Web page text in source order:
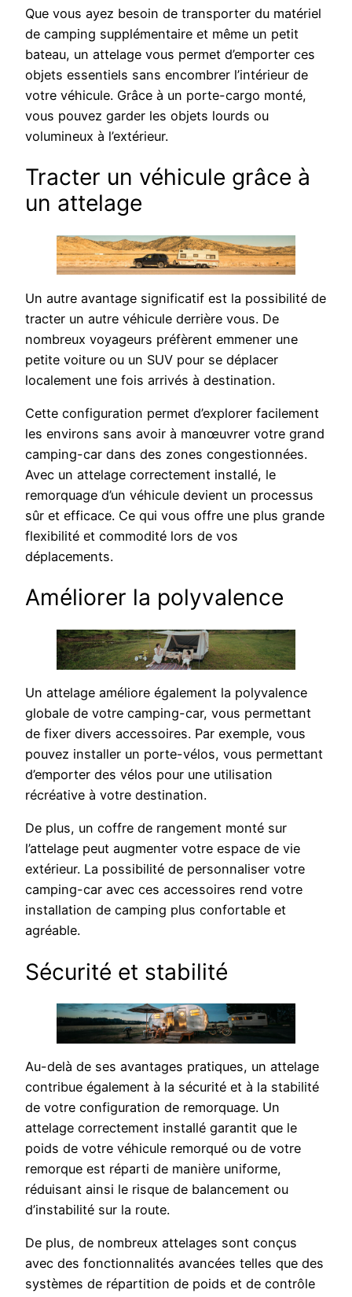
Que vous ayez besoin de transporter du matériel
de camping supplémentaire et même un petit
bateau, un attelage vous permet d’emporter ces
objets essentiels sans encombrer l’intérieur de
votre véhicule. Grâce à un porte-cargo monté,
vous pouvez garder les objets lourds ou
volumineux à l’extérieur.
Tracter un véhicule grâce à
un attelage
Un autre avantage significatif est la possibilité de
tracter un autre véhicule derrière vous. De
nombreux voyageurs préfèrent emmener une
petite voiture ou un SUV pour se déplacer
localement une fois arrivés à destination.
Cette configuration permet d’explorer facilement
les environs sans avoir à manœuvrer votre grand
camping-car dans des zones congestionnées.
Avec un attelage correctement installé, le
remorquage d’un véhicule devient un processus
sûr et efficace. Ce qui vous offre une plus grande
flexibilité et commodité lors de vos
déplacements.
Améliorer la polyvalence
Un attelage améliore également la polyvalence
globale de votre camping-car, vous permettant
de fixer divers accessoires. Par exemple, vous
pouvez installer un porte-vélos, vous permettant
d’emporter des vélos pour une utilisation
récréative à votre destination.
De plus, un coffre de rangement monté sur
l’attelage peut augmenter votre espace de vie
extérieur. La possibilité de personnaliser votre
camping-car avec ces accessoires rend votre
installation de camping plus confortable et
agréable.
Sécurité et stabilité
Au-delà de ses avantages pratiques, un attelage
contribue également à la sécurité et à la stabilité
de votre configuration de remorquage. Un
attelage correctement installé garantit que le
poids de votre véhicule remorqué ou de votre
remorque est réparti de manière uniforme,
réduisant ainsi le risque de balancement ou
d’instabilité sur la route.
De plus, de nombreux attelages sont conçus
avec des fonctionnalités avancées telles que des
systèmes de répartition de poids et de contrôle